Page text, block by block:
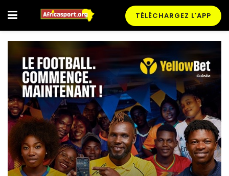
TÉLÉCHARGEZ L'APP